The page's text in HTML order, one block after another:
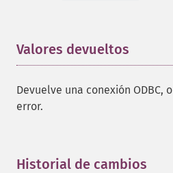
Valores devueltos
Devuelve una conexión ODBC, o
error.
Historial de cambios